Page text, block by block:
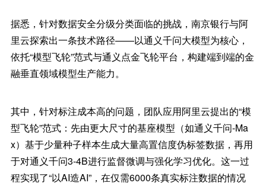
据悉，针对数据安全分级分类面临的挑战，南京银行与阿
里云探索出一条技术路径——以通义千问大模型为核心，
依托“模型飞轮”范式与通义点金飞轮平台，构建端到端的金
融垂直领域模型生产能力。
其中，针对标注成本高的问题，团队应用阿里云提出的“模
型飞轮”范式：先由更大尺寸的基座模型（如通义千问-Ma
x）基于少量种子样本生成大量高置信度伪标签数据，再用
于对通义千问3-4B进行监督微调与强化学习优化。这一过
程实现了“以AI造AI”，在仅需6000条真实标注数据的情况